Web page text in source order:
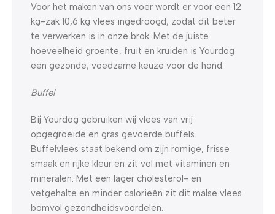
Voor het maken van ons voer wordt er voor een 12
kg-zak 10,6 kg vlees ingedroogd, zodat dit beter
te verwerken is in onze brok. Met de juiste
hoeveelheid groente, fruit en kruiden is Yourdog
een gezonde, voedzame keuze voor de hond.
Buffel
Bij Yourdog gebruiken wij vlees van vrij
opgegroeide en gras gevoerde buffels.
Buffelvlees staat bekend om zijn romige, frisse
smaak en rijke kleur en zit vol met vitaminen en
mineralen. Met een lager cholesterol- en
vetgehalte en minder calorieën zit dit malse vlees
bomvol gezondheidsvoordelen.